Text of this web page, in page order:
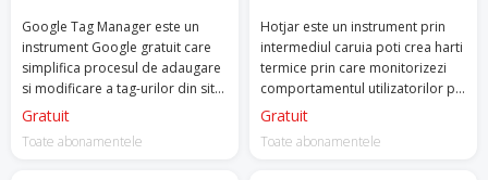
Google Tag Manager este un
instrument Google gratuit care
simplifica procesul de adaugare
si modificare a tag-urilor din site,
necesare pentru remarketing,
trebuiasca sa intri in cod sau sa
Gratuit
Toate abonamentele
Hotjar este un instrument prin
intermediul caruia poti crea harti
termice prin care monitorizezi
comportamentul utilizatorilor pe
site-ul tau: unde dau click, cat de
site-ul, unde plimba cursorul etc.
Gratuit
Toate abonamentele